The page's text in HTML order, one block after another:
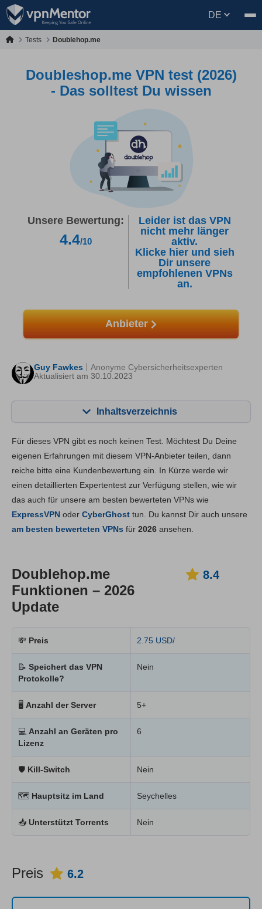
DE
Tests Doublehop.me
Doubleshop.me VPN test (2026)
- Das solltest Du wissen
Unsere Bewertung:
4.4/10
Leider ist das VPN
nicht mehr länger
aktiv.
Klicke hier und sieh
Dir unsere
empfohlenen VPNs
an.
Anbieter
Guy Fawkes
Aktualisiert am 30.10.2023
Anonyme Cybersicherheitsexperten
Inhaltsverzeichnis
Hauptfunktionen 8.4
Installation und Apps 8.5
Zuverlässigkeit & Support 8.3
Für dieses VPN gibt es noch keinen Test. Möchtest Du Deine
eigenen Erfahrungen mit diesem VPN-Anbieter teilen, dann
reiche bitte eine Kundenbewertung ein. In Kürze werde wir
einen detaillierten Expertentest zur Verfügung stellen, wie wir
das auch für unsere am besten bewerteten VPNs wie
ExpressVPN oder CyberGhost tun. Du kannst Dir auch unsere
am besten bewerteten VPNs für 2026 ansehen.
Doublehop.me
Funktionen – 2026
Update
8.4
💸 Preis 2.75 USD/
📝 Speichert das VPN
Protokolle?
Nein
🖥 Anzahl der Server 5+
💻 Anzahl an Geräten pro
Lizenz
6
🛡 Kill-Switch Nein
🗺 Hauptsitz im Land Seychelles
📥 Unterstützt Torrents Nein
Preis 6.2